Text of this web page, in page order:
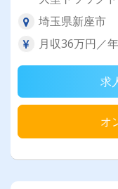
埼玉県新座市
月収36万円／
求
オ